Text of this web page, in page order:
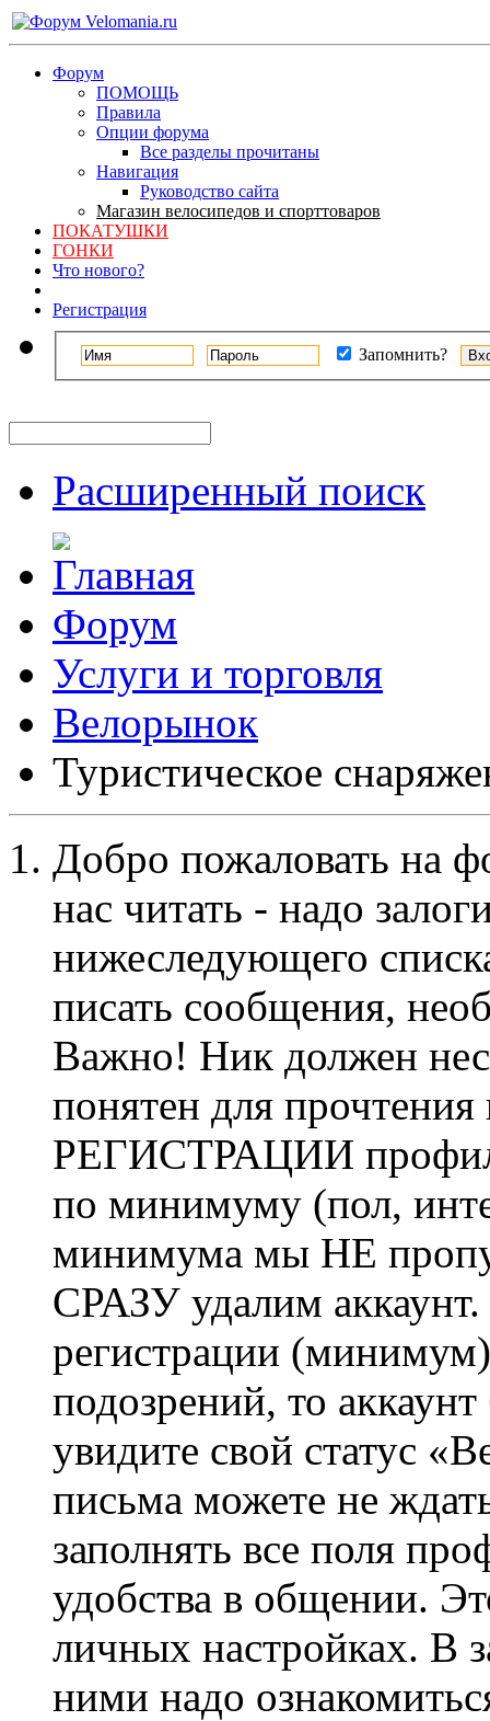
Форум
ПОМОЩЬ
Правила
Опции форума
Все разделы прочитаны
Навигация
Руководство сайта
Магазин велосипедов и спорттоваров
ПОКАТУШКИ
ГОНКИ
Что нового?
Регистрация
Запомнить?
Расширенный поиск
Форум
Услуги и торговля
Велорынок
Туристическое
Добро пожаловать на
нас читать - надо
нижеследующего
писать сообщения,
Важно! Ник должен
понятен для
РЕГИСТРАЦИИ профиль
по минимуму (пол,
минимума мы НЕ
СРАЗУ удалим
регистрации
подозрений, то
увидите свой статус
письма можете не
заполнять все поля
удобства в общении.
личных настройках. В
ними надо